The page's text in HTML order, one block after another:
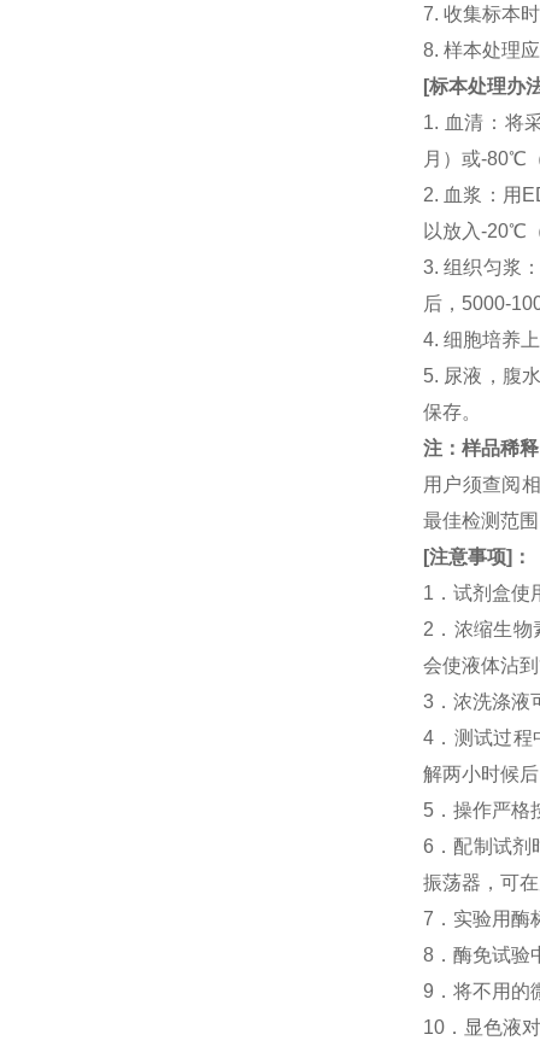
7. 收集标本
8. 样本处理
[标本处理办
1. 血清：将
月）或-80℃
2. 血浆：用
以放入-20℃
3. 组织匀浆
后，5000-
4. 细胞培养
5. 尿液，腹
保存。
注：样品稀
用户须查阅
最佳检测范
[注意事项] ：
1．试剂盒使
2．浓缩生物
会使液体沾
3．浓洗涤液
4．测试过程
解两小时候
5．操作严格
6．配制试剂
振荡器，可
7．实验用酶
8．酶免试验
9．将不用的
10．显色液